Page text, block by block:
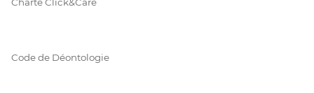
Code de Déontologie